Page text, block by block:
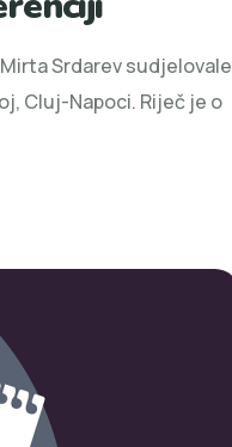
Srdarev sudjelovale
Cluj-Napoci. Riječ je o